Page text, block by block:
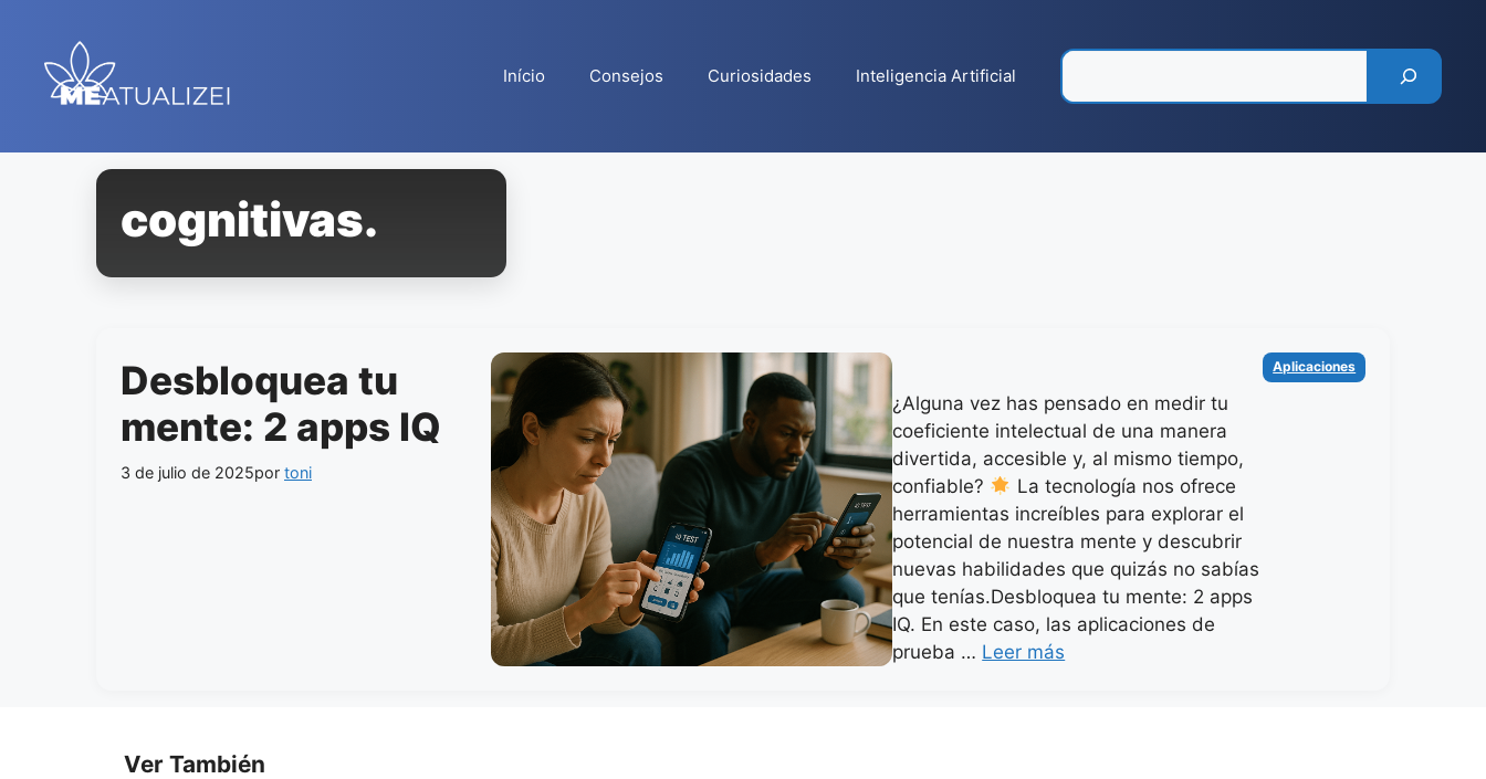
contenido
Início Consejos Curiosidades Inteligencia Artificial
cognitivas.
Desbloquea tu
mente: 2 apps IQ
3 de julio de 2025por toni
¿Alguna vez has pensado en medir tu
coeficiente intelectual de una manera
divertida, accesible y, al mismo tiempo,
confiable?
La tecnología nos ofrece
herramientas increíbles para explorar el
potencial de nuestra mente y descubrir
nuevas habilidades que quizás no sabías
que tenías.Desbloquea tu mente: 2 apps
IQ. En este caso, las aplicaciones de
prueba … Leer más
Categorías
Aplicaciones
Ver También